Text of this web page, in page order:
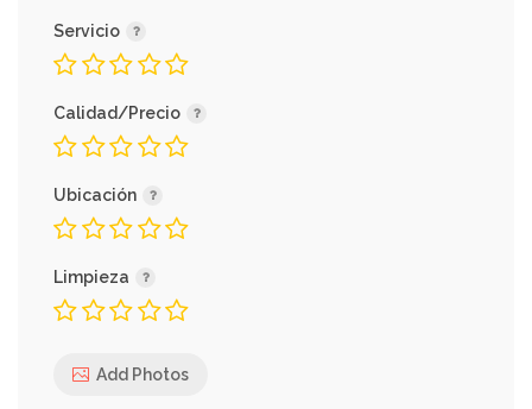
Servicio
Calidad/Precio
Ubicación
Limpieza
Add Photos